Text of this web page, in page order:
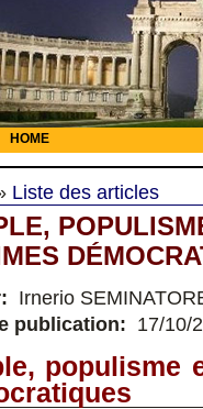
HOME
Liste des articles
Irnerio
publication: 17/10/
populisme